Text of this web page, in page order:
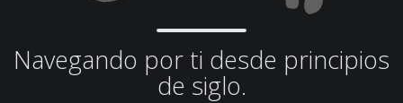
Navegando por ti desde principios
de siglo.